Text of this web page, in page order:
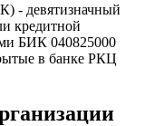
- девятизначный
кредитной
БИК 040825000
в банке РКЦ